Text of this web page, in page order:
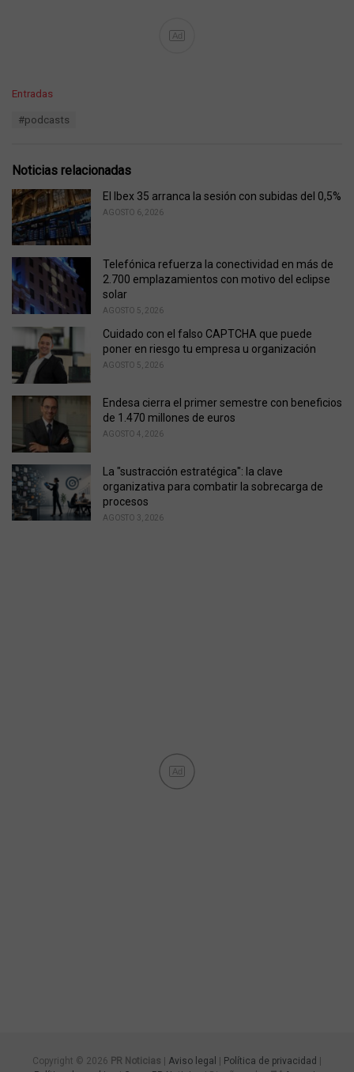
Ad
C
o
r
i
e
s
Entradas
:
#podcasts
Noticias relacionadas
El Ibex 35 arranca la sesión con subidas del 0,5%
AGOSTO 6, 2026
Telefónica refuerza la conectividad en más de
2.700 emplazamientos con motivo del eclipse
solar
AGOSTO 5, 2026
Cuidado con el falso CAPTCHA que puede
poner en riesgo tu empresa u organización
AGOSTO 5, 2026
Endesa cierra el primer semestre con beneficios
de 1.470 millones de euros
AGOSTO 4, 2026
La "sustracción estratégica": la clave
organizativa para combatir la sobrecarga de
procesos
AGOSTO 3, 2026
Ad
Copyright © 2026 PR Noticias | Aviso legal | Política de privacidad |